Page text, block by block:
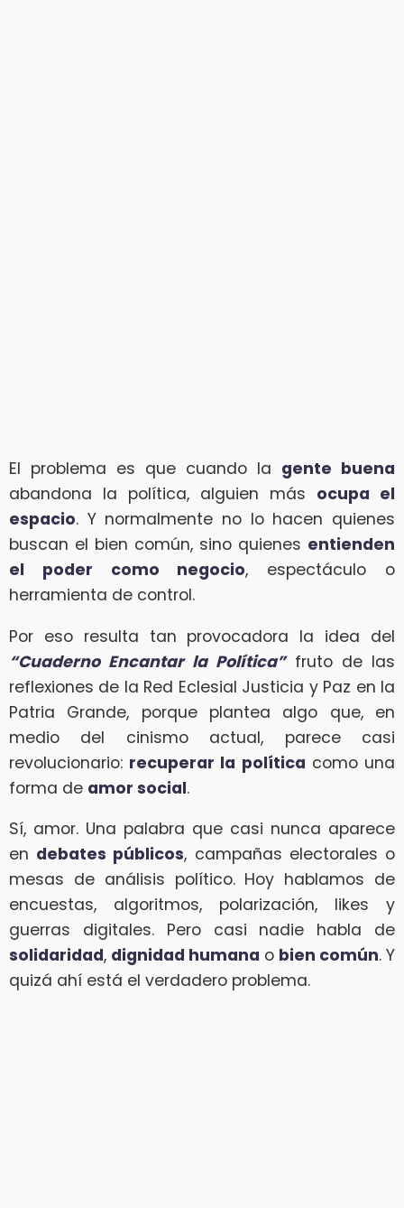
El problema es que cuando la gente buena
abandona la política, alguien más ocupa el
espacio. Y normalmente no lo hacen quienes
buscan el bien común, sino quienes entienden
el poder como negocio, espectáculo o
herramienta de control.
Por eso resulta tan provocadora la idea del
“Cuaderno Encantar la Política”fruto de las
reflexiones de la Red Eclesial Justicia y Paz en la
Patria Grande, porque plantea algo que, en
medio del cinismo actual, parece casi
revolucionario: recuperar la política como una
forma de amor social.
Sí, amor. Una palabra que casi nunca aparece
en debates públicos, campañas electorales o
mesas de análisis político. Hoy hablamos de
encuestas, algoritmos, polarización, likes y
guerras digitales. Pero casi nadie habla de
solidaridad, dignidad humana o bien común. Y
quizá ahí está el verdadero problema.